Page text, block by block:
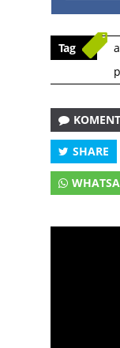
Tag
SHARE